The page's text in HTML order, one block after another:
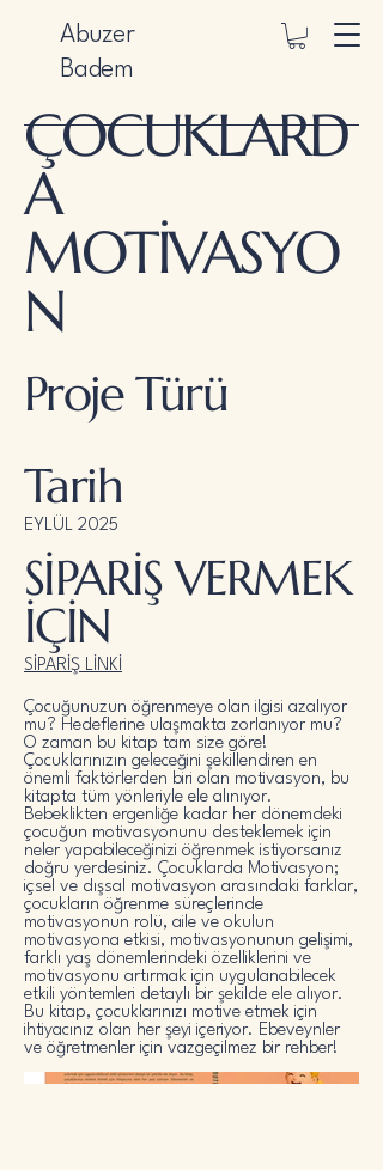
Abuzer
Badem
ÇOCUKLARD
A
MOTİVASYO
N
Proje Türü
Tarih
EYLÜL 2025
SİPARİŞ VERMEK
İÇİN
SİPARİŞ LİNKİ
Çocuğunuzun öğrenmeye olan ilgisi azalıyor
mu? Hedeflerine ulaşmakta zorlanıyor mu?
O zaman bu kitap tam size göre!
Çocuklarınızın geleceğini şekillendiren en
önemli faktörlerden biri olan motivasyon, bu
kitapta tüm yönleriyle ele alınıyor.
Bebeklikten ergenliğe kadar her dönemdeki
çocuğun motivasyonunu desteklemek için
neler yapabileceğinizi öğrenmek istiyorsanız
doğru yerdesiniz. Çocuklarda Motivasyon;
içsel ve dışsal motivasyon arasındaki farklar,
çocukların öğrenme süreçlerinde
motivasyonun rolü, aile ve okulun
motivasyona etkisi, motivasyonunun gelişimi,
farklı yaş dönemlerindeki özelliklerini ve
motivasyonu artırmak için uygulanabilecek
etkili yöntemleri detaylı bir şekilde ele alıyor.
Bu kitap, çocuklarınızı motive etmek için
ihtiyacınız olan her şeyi içeriyor. Ebeveynler
ve öğretmenler için vazgeçilmez bir rehber!